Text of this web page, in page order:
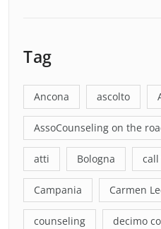
Tag
Ancona ascolto
AssoCounseling on the
atti Bologna
Campania Carmen
counseling decimo